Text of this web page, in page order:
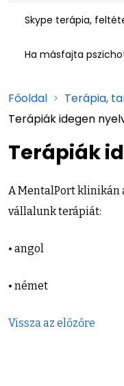
Skype terápia,
Ha másfajta
Főoldal > Terápia,
Terápiák idegen
Terápiák
A MentalPort klinikán
vállalunk terápiát:
• angol
• német
Vissza az előzőre